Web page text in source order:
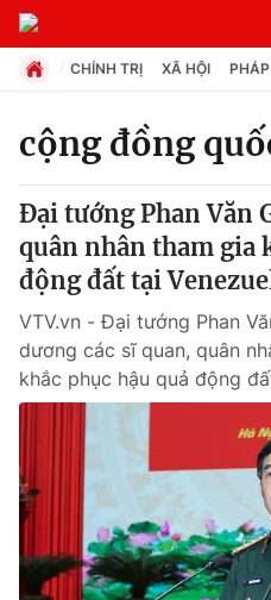
Chuyên mục
Chính trị
Pháp luật
Thế giới
Tin tức
Kinh tế
CHÍNH TRỊ XÃ HỘI
cộng đồng
Đại tướng Phan Văn
quân nhân tham gia
động đất tại
VTV.vn - Đại tướng Phan
dương các sĩ quan, quân
khắc phục hậu quả động